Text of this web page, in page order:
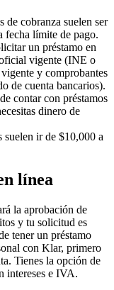
de cobranza suelen ser
fecha límite de pago.
un préstamo en
vigente (INE o
y comprobantes
de cuenta bancarios).
contar con préstamos
dinero de
suelen ir de $10,000 a
línea
la aprobación de
y tu solicitud es
tener un préstamo
con Klar, primero
Tienes la opción de
intereses e IVA.